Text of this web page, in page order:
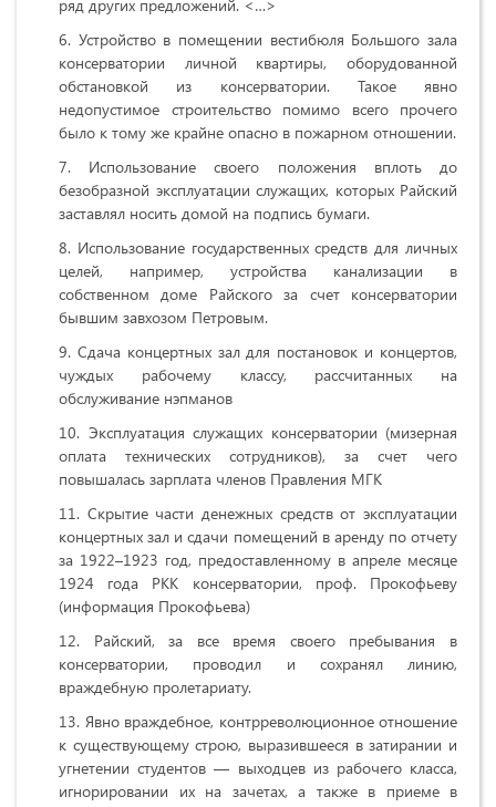
ряд других предложений. <…>
Устройство в помещении вестибюля Большого зала
консерватории личной квартиры, оборудованной
обстановкой из консерватории. Такое явно
недопустимое строительство помимо всего прочего
было к тому же крайне опасно в пожарном отношении.
Использование своего положения вплоть до
безобразной эксплуатации служащих, которых Райский
заставлял носить домой на подпись бумаги.
Использование государственных средств для личных
целей, например, устройства канализации в
собственном доме Райского за счет консерватории
бывшим завхозом Петровым.
Сдача концертных зал для постановок и концертов,
чуждых рабочему классу, рассчитанных на
обслуживание нэпманов
Эксплуатация служащих консерватории (мизерная
оплата технических сотрудников), за счет чего
повышалась зарплата членов Правления МГК
Скрытие части денежных средств от эксплуатации
концертных зал и сдачи помещений в аренду по отчету
за 1922–1923 год, предоставленному в апреле месяце
1924 года РКК консерватории, проф. Прокофьеву
(информация Прокофьева)
Райский, за все время своего пребывания в
консерватории, проводил и сохранял линию,
враждебную пролетариату.
Явно враждебное, контрреволюционное отношение
к существующему строю, выразившееся в затирании и
угнетении студентов — выходцев из рабочего класса,
игнорировании их на зачетах, а также в приеме в